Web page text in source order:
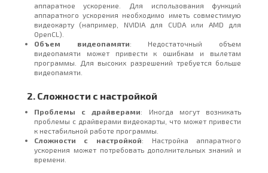
аппаратное ускорение. Для использования функций
аппаратного ускорения необходимо иметь совместимую
видеокарту (например, NVIDIA для CUDA или AMD для
OpenCL).
Объем видеопамяти: Недостаточный объем
видеопамяти может привести к ошибкам и вылетам
программы. Для высоких разрешений требуется больше
видеопамяти.
2. Сложности с настройкой
Проблемы с драйверами: Иногда могут возникать
проблемы с драйверами видеокарты, что может привести
к нестабильной работе программы.
Сложности с настройкой: Настройка аппаратного
ускорения может потребовать дополнительных знаний и
времени.